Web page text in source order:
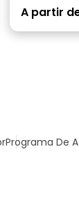
A partir
Programa De